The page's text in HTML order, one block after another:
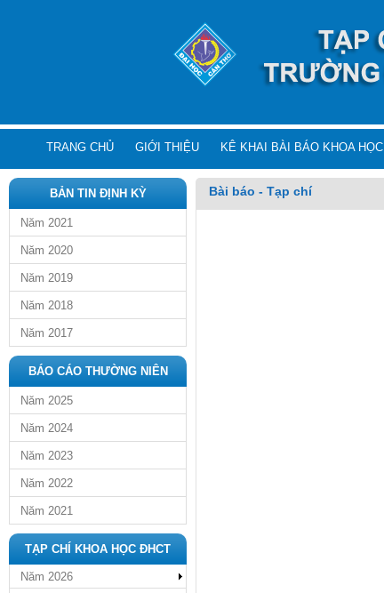
TRANG CHỦ GIỚI THIỆU KÊ KHAI BÀI BÁO KHOA HỌC
BẢN TIN ĐỊNH KỲ
Năm 2021
Năm 2020
Năm 2019
Năm 2018
Năm 2017
BÁO CÁO THƯỜNG NIÊN
Năm 2025
Năm 2024
Năm 2023
Năm 2022
Năm 2021
TẠP CHÍ KHOA HỌC ĐHCT
Năm 2026
Bài báo - Tạp chí